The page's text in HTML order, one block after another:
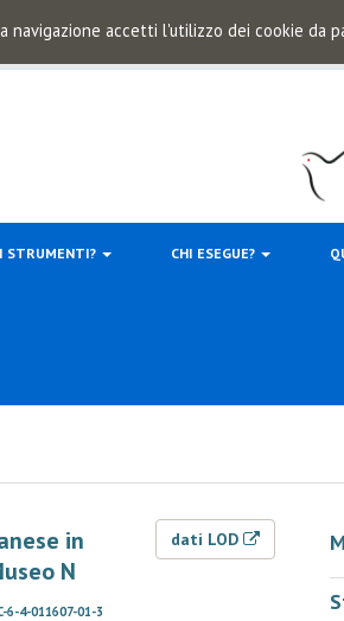
navigazione accetti l'utilizzo dei cookie da
STRUMENTI? CHI ESEGUE?
in
N
dati LOD
6-4-011607-01-3